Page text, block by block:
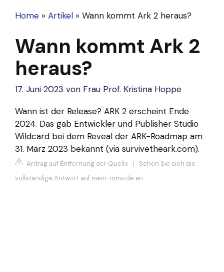
Home » Artikel » Wann kommt Ark 2 heraus?
Wann kommt Ark 2
heraus?
17. Juni 2023 von Frau Prof. Kristina Hoppe
Wann ist der Release? ARK 2 erscheint Ende
2024. Das gab Entwickler und Publisher Studio
Wildcard bei dem Reveal der ARK-Roadmap am
31. März 2023 bekannt (via survivetheark.com).
Antrag auf Entfernung der Quelle | Sehen Sie sich die
vollständige Antwort auf mein-mmo.de an